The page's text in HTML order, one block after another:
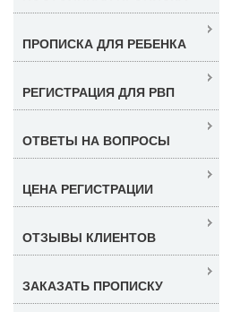
ПРОПИСКА ДЛЯ РЕБЕНКА
РЕГИСТРАЦИЯ ДЛЯ РВП
ОТВЕТЫ НА ВОПРОСЫ
ЦЕНА РЕГИСТРАЦИИ
ОТЗЫВЫ КЛИЕНТОВ
ЗАКАЗАТЬ ПРОПИСКУ